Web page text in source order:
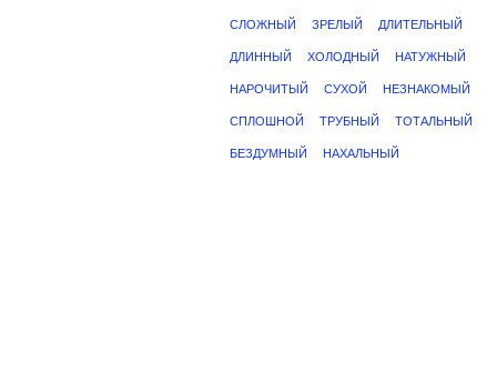
СЛОЖНЫЙ ЗРЕЛЫЙ ДЛИТЕЛЬНЫЙ
ДЛИННЫЙ ХОЛОДНЫЙ НАТУЖНЫЙ
НАРОЧИТЫЙ СУХОЙ НЕЗНАКОМЫЙ
СПЛОШНОЙ ТРУБНЫЙ ТОТАЛЬНЫЙ
БЕЗДУМНЫЙ НАХАЛЬНЫЙ